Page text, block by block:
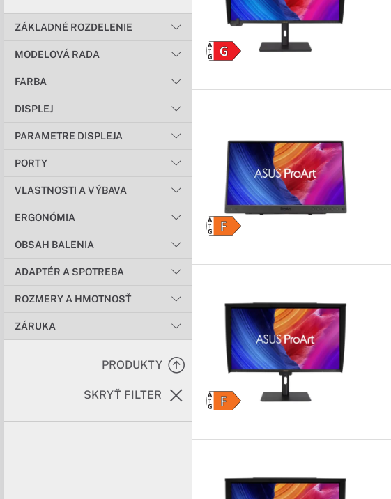
ZÁKLADNÉ ROZDELENIE
MODELOVÁ RADA
FARBA
DISPLEJ
PARAMETRE DISPLEJA
PORTY
VLASTNOSTI A VÝBAVA
ERGONÓMIA
OBSAH BALENIA
ADAPTÉR A SPOTREBA
ROZMERY A HMOTNOSŤ
ZÁRUKA
PRODUKTY
SKRYŤ FILTER